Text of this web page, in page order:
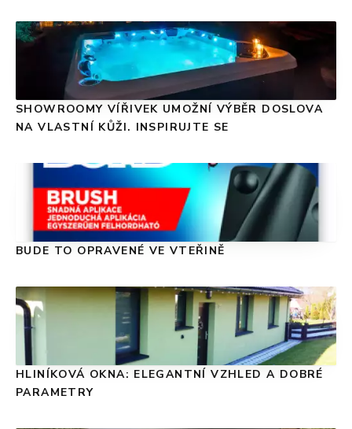
SHOWROOMY VÍŘIVEK UMOŽNÍ VÝBĚR DOSLOVA
NA VLASTNÍ KŮŽI. INSPIRUJTE SE
BUDE TO OPRAVENÉ VE VTEŘINĚ
HLINÍKOVÁ OKNA: ELEGANTNÍ VZHLED A DOBRÉ
PARAMETRY